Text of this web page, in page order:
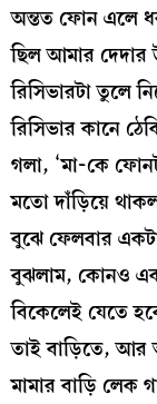
অন্তত ফোন এলে
ছিল আমার দেদার
রিসিভারটা তুলে
রিসিভার কানে
গলা, ‘মা-কে
মতো দাঁড়িয়ে
বুঝে ফেলবার
বুঝলাম, কোনও
বিকেলেই যেতে
তাই বাড়িতে, আর
মামার বাড়ি লেক